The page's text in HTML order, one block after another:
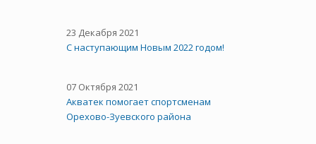
23 Декабря 2021
С наступающим Новым 2022 годом!
07 Октября 2021
Акватек помогает спортсменам
Орехово-Зуевского района